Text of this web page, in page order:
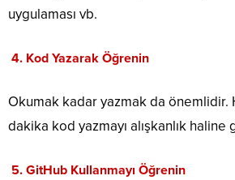
uygulaması vb.
4. Kod Yazarak Öğrenin
Okumak kadar yazmak da önemlidir.
dakika kod yazmayı alışkanlık haline
5. GitHub Kullanmayı Öğrenin